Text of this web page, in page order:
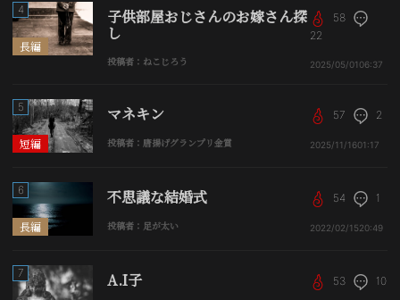
長編
4 子供部屋おじさんのお嫁さん探
し
投稿者：ねこじろう
58
22
2025/05/01 06:37
短編
5 マネキン
投稿者：唐揚げグランプリ金賞
57 2
2025/11/1601:17
長編
6 不思議な結婚式
投稿者：足が太い
54 1
2022/02/1520:49
7 A.I子 53 10